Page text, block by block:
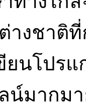
างชาติ
ยนโป
น์มากม